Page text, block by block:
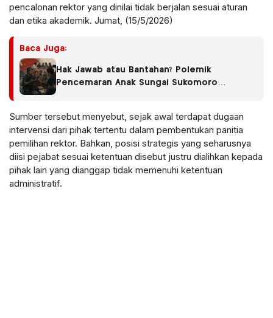
pencalonan rektor yang dinilai tidak berjalan sesuai aturan
dan etika akademik. Jumat, (15/5/2026)
Baca Juga:
Hak Jawab atau Bantahan? Polemik
Pencemaran Anak Sungai Sukomoro
Sumber tersebut menyebut, sejak awal terdapat dugaan
intervensi dari pihak tertentu dalam pembentukan panitia
pemilihan rektor. Bahkan, posisi strategis yang seharusnya
diisi pejabat sesuai ketentuan disebut justru dialihkan kepada
pihak lain yang dianggap tidak memenuhi ketentuan
administratif.